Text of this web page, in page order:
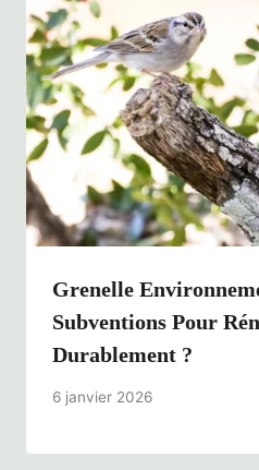
Grenelle
Subventions Pour
Durablement ?
6 janvier 2026